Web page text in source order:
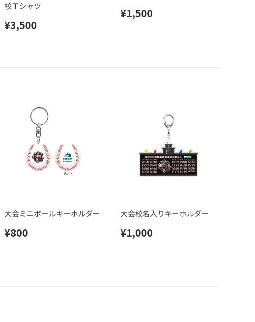
校Ｔシャツ
¥3,500
¥1,500
大会ミニボールキーホルダー
¥800
大会校名入りキーホルダー
¥1,000